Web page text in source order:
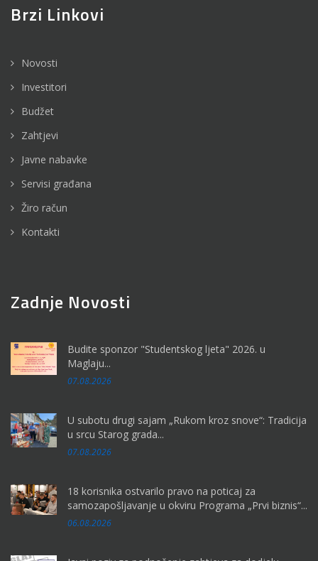
Brzi Linkovi
Novosti
Investitori
Budžet
Zahtjevi
Javne nabavke
Servisi građana
Žiro račun
Kontakti
Zadnje Novosti
Budite sponzor "Studentskog ljeta" 2026. u
Maglaju...
07.08.2026
U subotu drugi sajam „Rukom kroz snove“: Tradicija
u srcu Starog grada...
07.08.2026
18 korisnika ostvarilo pravo na poticaj za
samozapošljavanje u okviru Programa „Prvi biznis“...
06.08.2026